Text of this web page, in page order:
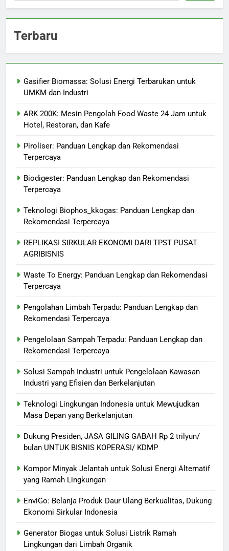
Terbaru
Gasifier Biomassa: Solusi Energi Terbarukan untuk
UMKM dan Industri
ARK 200K: Mesin Pengolah Food Waste 24 Jam untuk
Hotel, Restoran, dan Kafe
Piroliser: Panduan Lengkap dan Rekomendasi
Terpercaya
Biodigester: Panduan Lengkap dan Rekomendasi
Terpercaya
Teknologi Biophos_kkogas: Panduan Lengkap dan
Rekomendasi Terpercaya
REPLIKASI SIRKULAR EKONOMI DARI TPST PUSAT
AGRIBISNIS
Waste To Energy: Panduan Lengkap dan Rekomendasi
Terpercaya
Pengolahan Limbah Terpadu: Panduan Lengkap dan
Rekomendasi Terpercaya
Pengelolaan Sampah Terpadu: Panduan Lengkap dan
Rekomendasi Terpercaya
Solusi Sampah Industri untuk Pengelolaan Kawasan
Industri yang Efisien dan Berkelanjutan
Teknologi Lingkungan Indonesia untuk Mewujudkan
Masa Depan yang Berkelanjutan
Dukung Presiden, JASA GILING GABAH Rp 2 trilyun/
bulan UNTUK BISNIS KOPERASI/ KDMP
Kompor Minyak Jelantah untuk Solusi Energi Alternatif
yang Ramah Lingkungan
EnviGo: Belanja Produk Daur Ulang Berkualitas, Dukung
Ekonomi Sirkular Indonesia
Generator Biogas untuk Solusi Listrik Ramah
Lingkungan dari Limbah Organik